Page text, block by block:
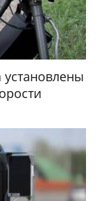
установлены